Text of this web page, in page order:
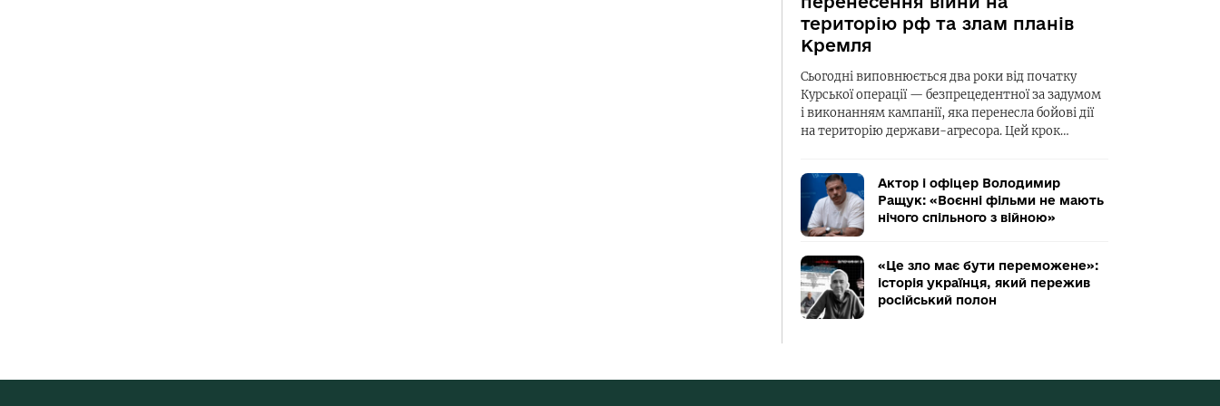
територію рф та злам планів
Кремля
Сьогодні виповнюється два роки від початку
Курської операції — безпрецедентної за задумом
і виконанням кампанії, яка перенесла бойові дії
на територію держави-агресора. Цей крок…
Актор і офіцер Володимир
Ращук: «Воєнні фільми не мають
нічого спільного з війною»
«Це зло має бути переможене»:
історія українця, який пережив
російський полон